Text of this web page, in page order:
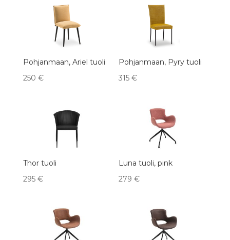
Pohjanmaan, Ariel tuoli
250 €
Pohjanmaan, Pyry tuoli
315€
Thor tuoli
295 €
Luna tuoli, pink
279€